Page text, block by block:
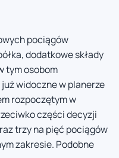
pociągów
dodatkowe składy
tym osobom
widoczne w planerze
rozpoczętym w
części decyzji
trzy na pięć pociągów
zakresie. Podobne